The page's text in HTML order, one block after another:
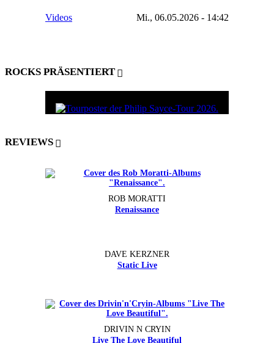
Videos Mi., 06.05.2026 - 14:42
ROCKS PRÄSENTIERT
REVIEWS
ROB MORATTI
Renaissance
DAVE KERZNER
Static Live
DRIVIN N CRYIN
Live The Love Beautiful